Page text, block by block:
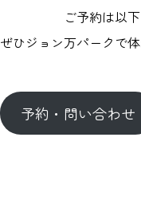
ご予約は以
ぜひジョン万パークで
予約・問い合わせ